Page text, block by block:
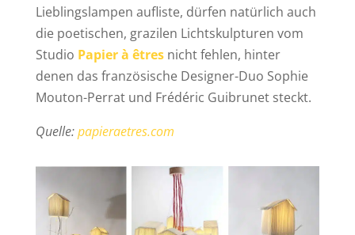
Lieblingslampen aufliste, dürfen natürlich auch
die poetischen, grazilen Lichtskulpturen vom
Studio Papier à êtres nicht fehlen, hinter
denen das französische Designer-Duo Sophie
Mouton-Perrat und Frédéric Guibrunet steckt.
Quelle:papieraetres.com